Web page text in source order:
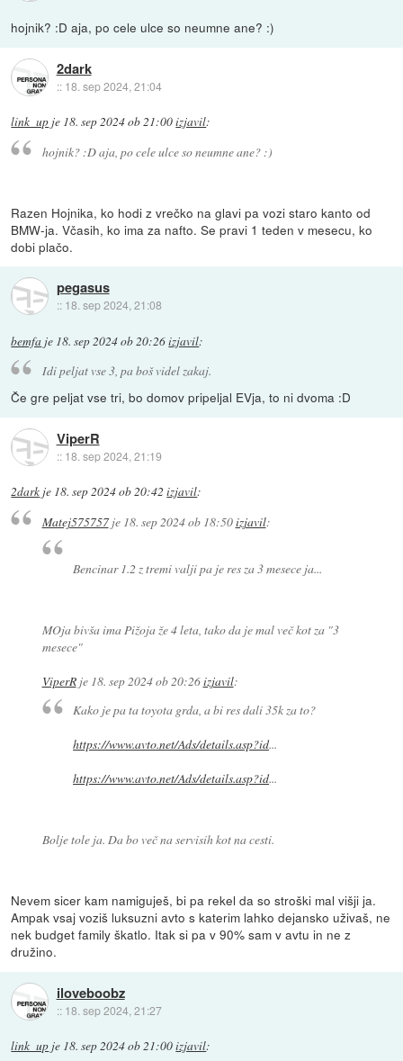
hojnik? :D aja, po cele ulce so neumne ane? :)
2dark
:: 18. sep 2024, 21:04
link_up je 18. sep 2024 ob 21:00izjavil:
hojnik? :D aja, po cele ulce so neumne ane? :)
Razen Hojnika, ko hodi z vrečko na glavi pa vozi staro kanto od
BMW-ja. Včasih, ko ima za nafto. Se pravi 1 teden v mesecu, ko
dobi plačo.
pegasus
:: 18. sep 2024, 21:08
bemfa je 18. sep 2024 ob 20:26izjavil:
Idi peljat vse 3, pa boš videl zakaj.
Če gre peljat vse tri, bo domov pripeljal EVja, to ni dvoma :D
ViperR
:: 18. sep 2024, 21:19
2dark je 18. sep 2024 ob 20:42 izjavil:
Matej575757je 18. sep 2024 ob 18:50izjavil:
Bencinar 1.2 z tremi valji pa je res za 3 mesece ja...
MOja bivša ima Pižoja že 4 leta, tako da je mal več kot za "3
mesece"
ViperRje 18. sep 2024 ob 20:26izjavil:
Kako je pa ta toyota grda, a bi res dali 35k za to?
https://www.avto.net/Ads/details.asp?id...
https://www.avto.net/Ads/details.asp?id...
Bolje tole ja. Da bo več na servisih kot na cesti.
Nevem sicer kam namiguješ, bi pa rekel da so stroški mal višji ja.
Ampak vsaj voziš luksuzni avto s katerim lahko dejansko uživaš, ne
nek budget family škatlo. Itak si pa v 90% sam v avtu in ne z
družino.
iloveboobz
:: 18. sep 2024, 21:27
link_up je 18. sep 2024 ob 21:00izjavil: